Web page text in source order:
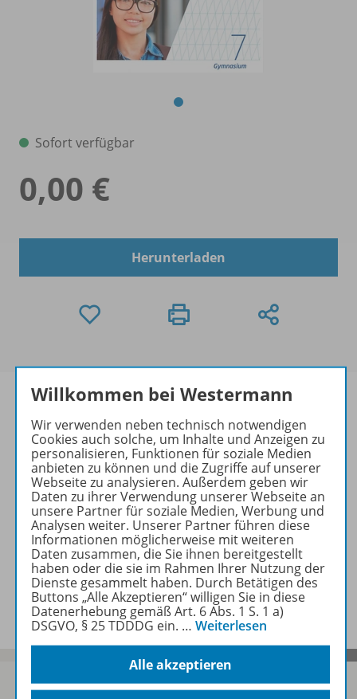
Sofort verfügbar
0,00 €
Herunterladen
Informationen
Beschreibung
Ergänzende Materialien zu
folgenden Werken
Willkommen bei Westermann
Wir verwenden neben technisch notwendigen
Cookies auch solche, um Inhalte und Anzeigen zu
personalisieren, Funktionen für soziale Medien
anbieten zu können und die Zugriffe auf unserer
Webseite zu analysieren. Außerdem geben wir
Daten zu ihrer Verwendung unserer Webseite an
unsere Partner für soziale Medien, Werbung und
Analysen weiter. Unserer Partner führen diese
Informationen möglicherweise mit weiteren
Daten zusammen, die Sie ihnen bereitgestellt
haben oder die sie im Rahmen Ihrer Nutzung der
Dienste gesammelt haben. Durch Betätigen des
Buttons „Alle Akzeptieren“ willigen Sie in diese
Datenerhebung gemäß Art. 6 Abs. 1 S. 1 a)
DSGVO, § 25 TDDDG ein. … Weiterlesen
Alle akzeptieren